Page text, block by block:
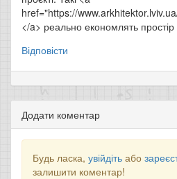
href="https://
</a> реально економлять простір
Відповісти
Додати коментар
Будь ласка, увійдіть або
залишити коментар!